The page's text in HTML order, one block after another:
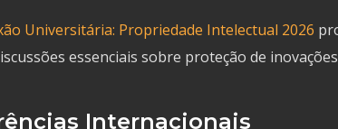
Universitária: Propriedade Intelectual 2026
essenciais sobre proteção de
Internacionais